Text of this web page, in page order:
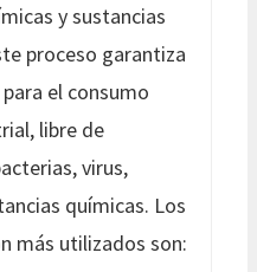
y sustancias
proceso garantiza
el consumo
libre de
virus,
químicas. Los
más utilizados son: